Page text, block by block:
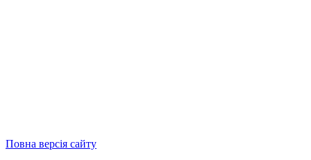
Повна версія сайту